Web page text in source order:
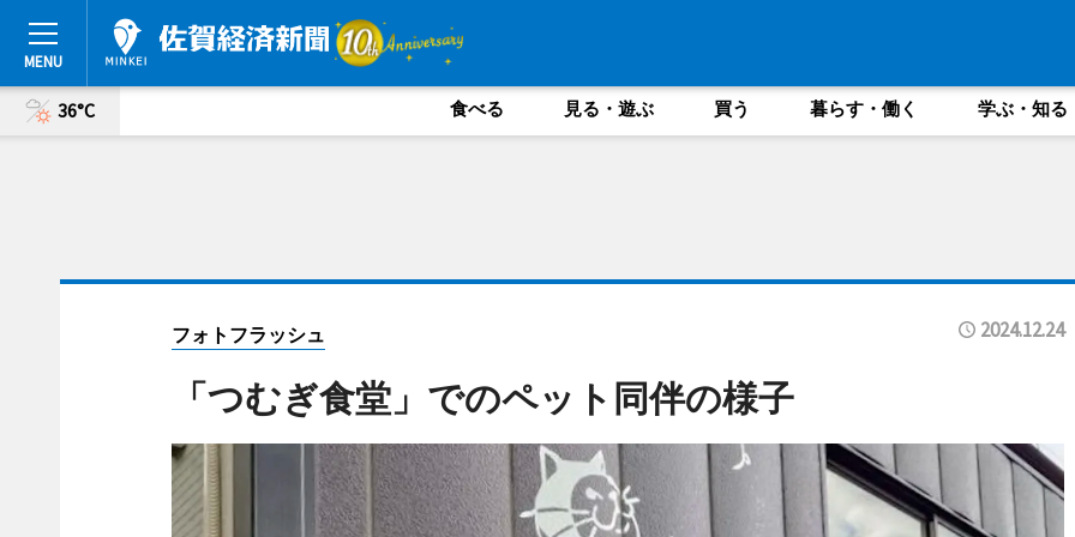
36°C 食べる 見る・遊ぶ 買う 暮らす・働く 学ぶ・知る
フォトフラッシュ 2024.12.24
「つむぎ食堂」でのペット同伴の様子